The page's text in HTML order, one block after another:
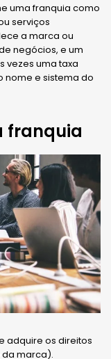
uma franquia como
serviços
a marca ou
negócios, e um
vezes uma taxa
nome e sistema do
franquia
adquire os direitos
marca).